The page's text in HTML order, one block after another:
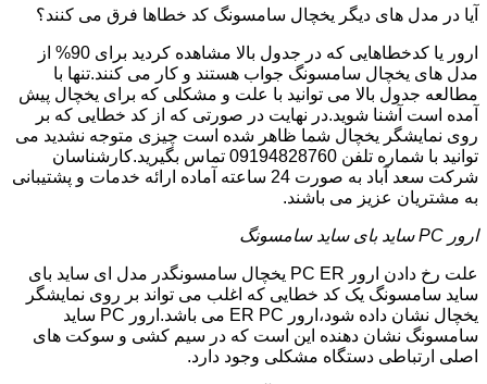
آیا در مدل های دیگر یخچال سامسونگ کد خطاها فرق می کنند؟
ارور یا کدخطاهایی که در جدول بالا مشاهده کردید برای 90% از
مدل های یخچال سامسونگ جواب هستند و کار می کنند.تنها با
مطالعه جدول بالا می توانید با علت و مشکلی که برای یخچال پیش
آمده است آشنا شوید.در نهایت در صورتی که از کد خطایی که بر
روی نمایشگر یخچال شما ظاهر شده است چیزی متوجه نشدید می
توانید با شماره تلفن 09194828760 تماس بگیرید.کارشناسان
شرکت سعد آباد به صورت 24 ساعته آماده ارائه خدمات و پشتیبانی
به مشتریان عزیز می باشند.
ارور PC ساید بای ساید سامسونگ
علت رخ دادن ارور PC ER یخچال سامسونگدر مدل ای ساید بای
ساید سامسونگ یک کد خطایی که اغلب می تواند بر روی نمایشگر
یخچال نشان داده شود،ارور ER PC می باشد.ارور PC ساید
سامسونگ نشان دهنده این است که در سیم کشی و سوکت های
اصلی ارتباطی دستگاه مشکلی وجود دارد.